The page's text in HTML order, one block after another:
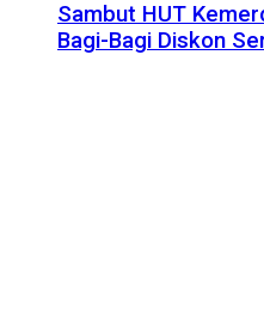
Sambut HUT
Bagi-Bagi Diskon